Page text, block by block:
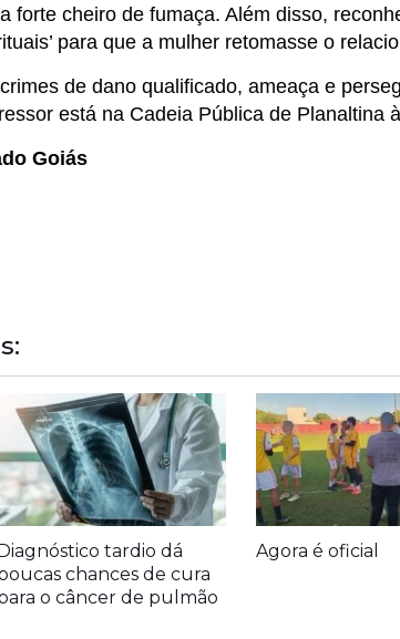
forte cheiro de fumaça. Além disso,
para que a mulher retomasse o
de dano qualificado, ameaça e
está na Cadeia Pública de Planaltina
Goiás
tardio dá
chances de cura
o câncer de pulmão
Agora é oficial